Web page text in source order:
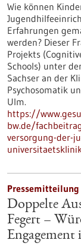
Wie können
Erfahrungen
werden? Dieser
Projekts
Schools) unter
Sachser an der
Psychosomatik
Ulm.
https://
bw.de/
versorgung-der-
Pressemitteilung
Doppelte
Fegert –